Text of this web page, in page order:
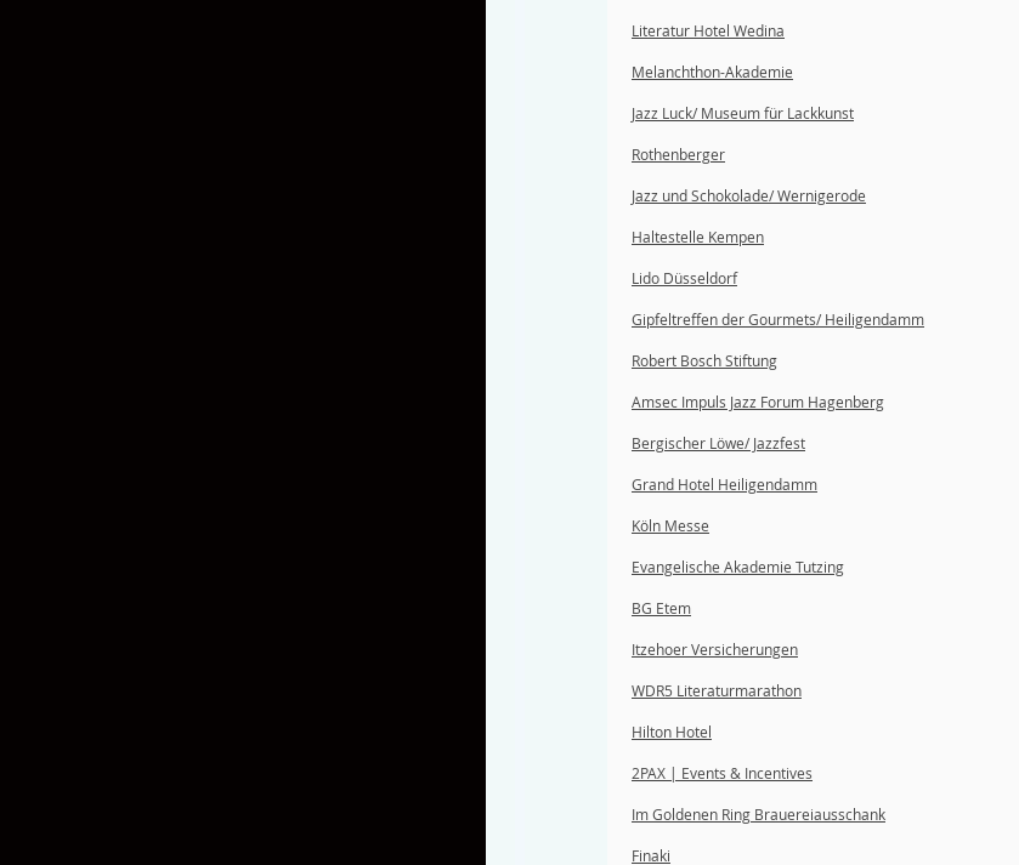
Literatur Hotel Wedina
Melanchthon-Akademie
Jazz Luck/ Museum für Lackkunst
Rothenberger
Jazz und Schokolade/ Wernigerode
Haltestelle Kempen
Lido Düsseldorf
Gipfeltreffen der Gourmets/ Heiligendamm
Robert Bosch Stiftung
Amsec Impuls Jazz Forum Hagenberg
Bergischer Löwe/ Jazzfest
Grand Hotel Heiligendamm
Köln Messe
Evangelische Akademie Tutzing
BG Etem
Itzehoer Versicherungen
WDR5 Literaturmarathon
Hilton Hotel
2PAX | Events & Incentives
Im Goldenen Ring Brauereiausschank
Finaki